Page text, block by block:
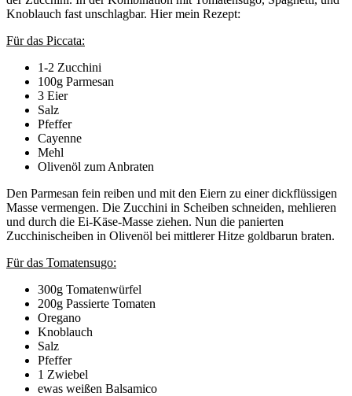
Knoblauch fast unschlagbar. Hier mein Rezept:
Für das Piccata:
1-2 Zucchini
100g Parmesan
3 Eier
Salz
Pfeffer
Cayenne
Mehl
Olivenöl zum Anbraten
Den Parmesan fein reiben und mit den Eiern zu einer dickflüssigen
Masse vermengen. Die Zucchini in Scheiben schneiden, mehlieren
und durch die Ei-Käse-Masse ziehen. Nun die panierten
Zucchinischeiben in Olivenöl bei mittlerer Hitze goldbarun braten.
Für das Tomatensugo:
300g Tomatenwürfel
200g Passierte Tomaten
Oregano
Knoblauch
Salz
Pfeffer
1 Zwiebel
ewas weißen Balsamico